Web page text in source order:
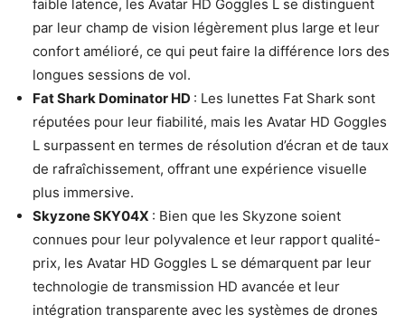
faible latence, les Avatar HD Goggles L se distinguent
par leur champ de vision légèrement plus large et leur
confort amélioré, ce qui peut faire la différence lors des
longues sessions de vol.
Fat Shark Dominator HD : Les lunettes Fat Shark sont
réputées pour leur fiabilité, mais les Avatar HD Goggles
L surpassent en termes de résolution d’écran et de taux
de rafraîchissement, offrant une expérience visuelle
plus immersive.
Skyzone SKY04X : Bien que les Skyzone soient
connues pour leur polyvalence et leur rapport qualité-
prix, les Avatar HD Goggles L se démarquent par leur
technologie de transmission HD avancée et leur
intégration transparente avec les systèmes de drones